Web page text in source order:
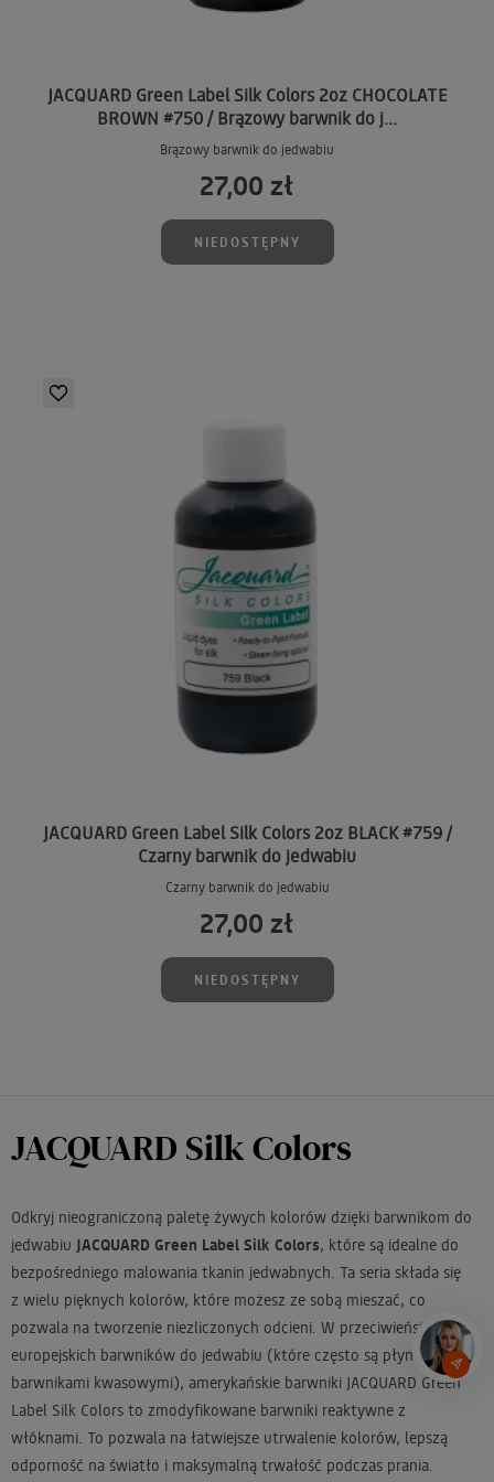
JACQUARD Green Label Silk Colors 2oz CHOCOLATE
BROWN #750 / Brązowy barwnik do j...
Brązowy barwnik do jedwabiu
27,00 zł
NIEDOSTĘPNY
JACQUARD Green Label Silk Colors 2oz BLACK #759 /
Czarny barwnik do jedwabiu
Czarny barwnik do jedwabiu
27,00 zł
NIEDOSTĘPNY
JACQUARD Silk Colors
Odkryj nieograniczoną paletę żywych kolorów dzięki barwnikom do
jedwabiu JACQUARD Green Label Silk Colors, które są idealne do
bezpośredniego malowania tkanin jedwabnych. Ta seria składa się
z wielu pięknych kolorów, które możesz ze sobą mieszać, co
pozwala na tworzenie niezliczonych odcieni. W przeciwieństwie do
europejskich barwników do jedwabiu (które często są płynnymi
barwnikami kwasowymi), amerykańskie barwniki JACQUARD Green
Label Silk Colors to zmodyfikowane barwniki reaktywne z
włóknami. To pozwala na łatwiejsze utrwalenie kolorów, lepszą
odporność na światło i maksymalną trwałość podczas prania.